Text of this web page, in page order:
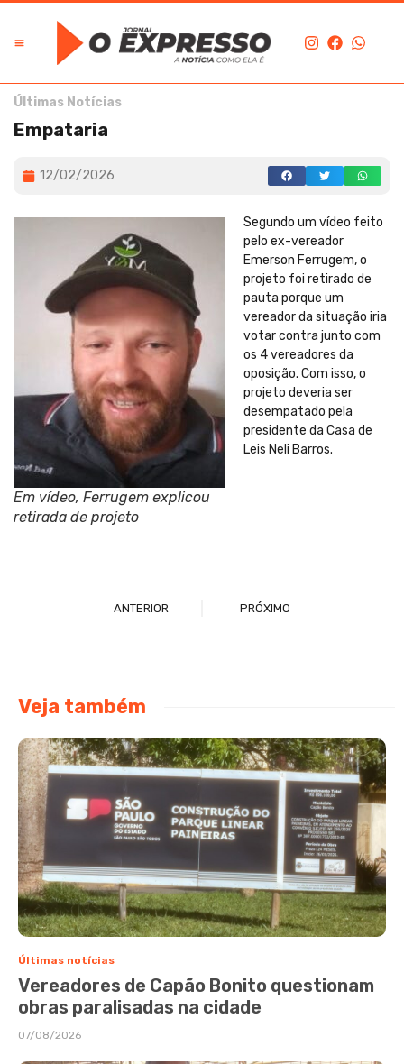
Últimas Notícias
Empataria
12/02/2026
Em vídeo, Ferrugem explicou
retirada de projeto
Segundo um vídeo feito
pelo ex-vereador
Emerson Ferrugem, o
projeto foi retirado de
pauta porque um
vereador da situação iria
votar contra junto com
os 4 vereadores da
oposição. Com isso, o
projeto deveria ser
desempatado pela
presidente da Casa de
Leis Neli Barros.
ANTERIOR PRÓXIMO
Veja também
Últimas notícias
Vereadores de Capão Bonito questionam
obras paralisadas na cidade
07/08/2026